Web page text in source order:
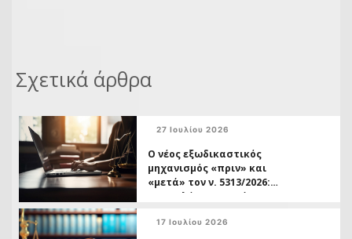
Σχετικά άρθρα
27 Ιουλίου 2026
Ο νέος εξωδικαστικός
μηχανισμός «πριν» και
«μετά» τον ν. 5313/2026:
Ο οφειλέτης ως τρίτος
δικαστικής προστασίας
17 Ιουλίου 2026